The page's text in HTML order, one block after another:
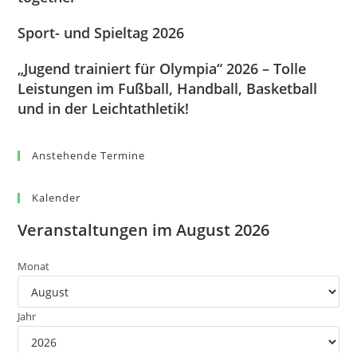
Sport- und Spieltag 2026
„Jugend trainiert für Olympia“ 2026 – Tolle
Leistungen im Fußball, Handball, Basketball
und in der Leichtathletik!
Anstehende Termine
Kalender
Veranstaltungen im August 2026
Monat
Jahr